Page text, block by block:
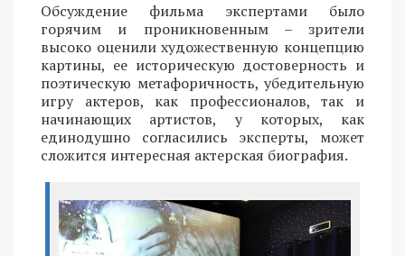
Обсуждение фильма экспертами было
горячим и проникновенным – зрители
высоко оценили художественную концепцию
картины, ее историческую достоверность и
поэтическую метафоричность, убедительную
игру актеров, как профессионалов, так и
начинающих артистов, у которых, как
единодушно согласились эксперты, может
сложится интересная актерская биография.